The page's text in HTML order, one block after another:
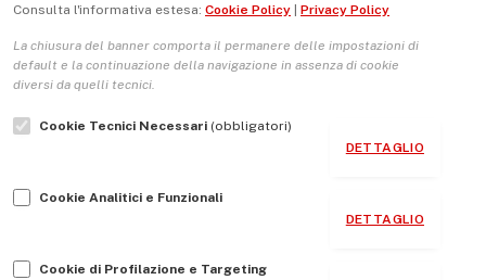
Le Copertine
L’Associazione
Indirizzo Socio Politico Culturale
Guida per le autrici e gli autori
Consulta l'informativa estesa: Cookie Policy Privacy Policy
La chiusura del banner comporta il permanere delle impostazioni di
default e la continuazione della navigazione in assenza di cookie
diversi da quelli tecnici.
Cookie Tecnici Necessari (obbligatori)
DETTAGLIO
Cookie Analitici e Funzionali
DETTAGLIO
Cookie di Profilazione e Targeting